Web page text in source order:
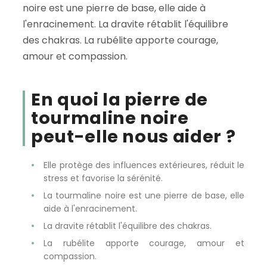
noire est une pierre de base, elle aide à
l'enracinement. La dravite rétablit l'équilibre
des chakras. La rubélite apporte courage,
amour et compassion.
En quoi la pierre de
tourmaline noire
peut-elle nous aider ?
Elle protège des influences extérieures, réduit le
stress et favorise la sérénité.
La tourmaline noire est une pierre de base, elle
aide à l'enracinement.
La dravite rétablit l'équilibre des chakras.
La rubélite apporte courage, amour et
compassion.